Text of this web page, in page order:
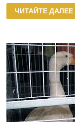
ГУСИ
АДЛЕРСКОЙ
ПОРОДЫ
ЧИТАЙТЕ ДАЛЕЕ